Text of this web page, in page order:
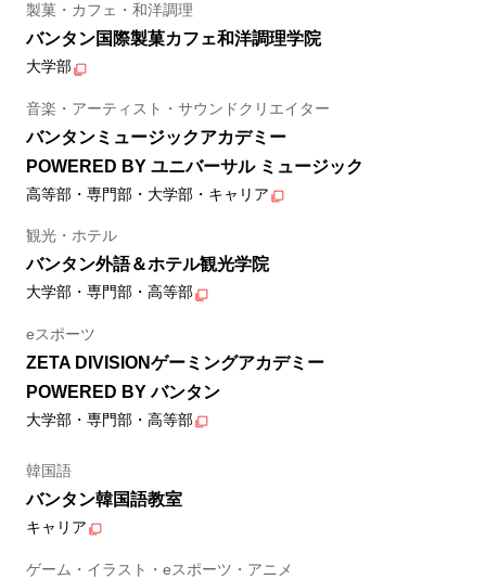
製菓・カフェ・和洋調理
バンタン国際製菓カフェ和洋調理学院
大学部
音楽・アーティスト・サウンドクリエイター
バンタンミュージックアカデミー
POWERED BY ユニバーサル ミュージック
高等部・専門部・大学部・キャリア
観光・ホテル
バンタン外語＆ホテル観光学院
大学部・専門部・高等部
eスポーツ
ZETA DIVISIONゲーミングアカデミー
POWERED BY バンタン
大学部・専門部・高等部
韓国語
バンタン韓国語教室
キャリア
ゲーム・イラスト・eスポーツ・アニメ